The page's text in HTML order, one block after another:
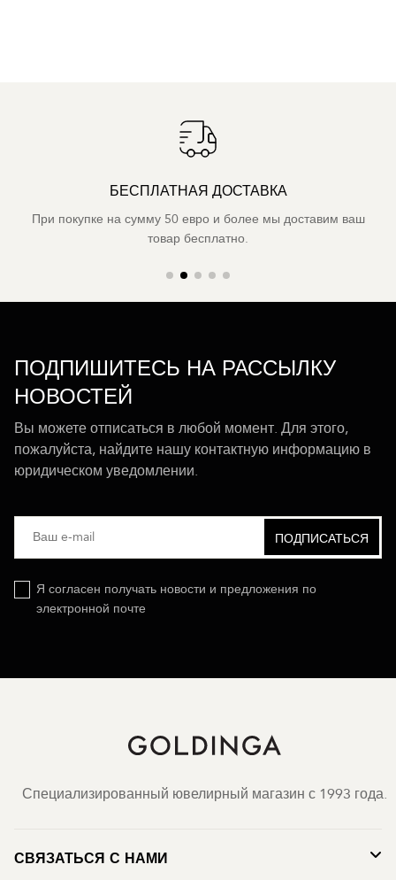
БЕСПЛАТНАЯ ДОСТАВКА
При покупке на сумму 50 евро и более мы доставим ваш
товар бесплатно.
ПОДПИШИТЕСЬ НА РАССЫЛКУ
НОВОСТЕЙ
Вы можете отписаться в любой момент. Для этого,
пожалуйста, найдите нашу контактную информацию в
юридическом уведомлении.
Я согласен получать новости и предложения по
электронной почте
Специализированный ювелирный магазин с 1993 года.
СВЯЗАТЬСЯ С НАМИ